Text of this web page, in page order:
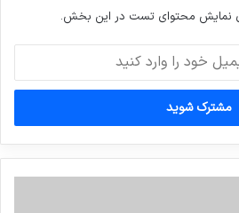
نمایش محتوای تست در این بخش.